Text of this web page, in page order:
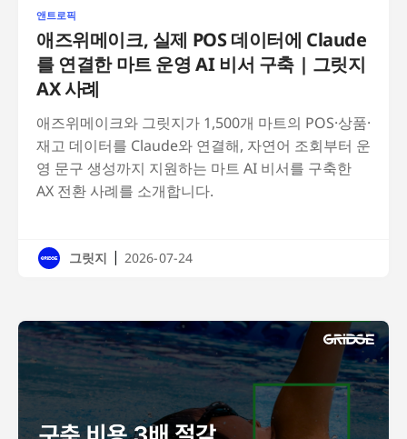
앤트로픽
애즈위메이크, 실제 POS 데이터에 Claude
를 연결한 마트 운영 AI 비서 구축 | 그릿지
AX 사례
애즈위메이크와 그릿지가 1,500개 마트의 POS·상품·
재고 데이터를 Claude와 연결해, 자연어 조회부터 운
영 문구 생성까지 지원하는 마트 AI 비서를 구축한
AX 전환 사례를 소개합니다.
그릿지 | 2026-07-24